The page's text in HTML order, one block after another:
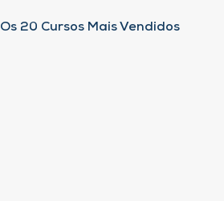
Os 20 Cursos Mais Vendidos